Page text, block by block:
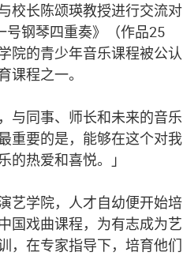
校长陈颂瑛教授进行交流对
号钢琴四重奏》（作品25
院的青少年音乐课程被公认
课程之一。
与同事、师长和未来的音乐
重要的是，能够在这个对我
的热爱和喜悦。」
艺学院，人才自幼便开始培
国戏曲课程，为有志成为艺
，在专家指导下，培育他们